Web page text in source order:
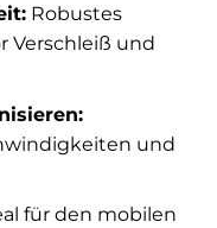
Robustes
Verschleiß und
und
für den mobilen